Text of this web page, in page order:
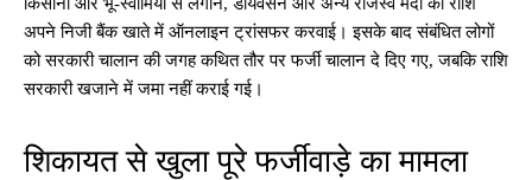
अपने निजी बैंक खाते में ऑनलाइन ट्रांसफर करवाई। इसके बाद संबंधित लोगों
को सरकारी चालान की जगह कथित तौर पर फर्जी चालान दे दिए गए, जबकि राशि
सरकारी खजाने में जमा नहीं कराई गई।
शिकायत से खुला पूरे फर्जीवाड़े का मामला